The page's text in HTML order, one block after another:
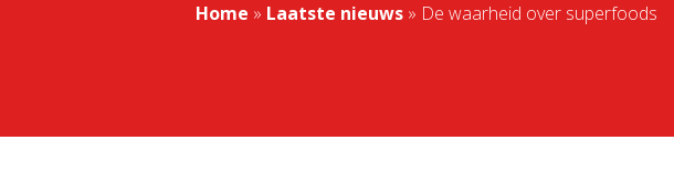
Home » Laatste nieuws » De waarheid over superfoods